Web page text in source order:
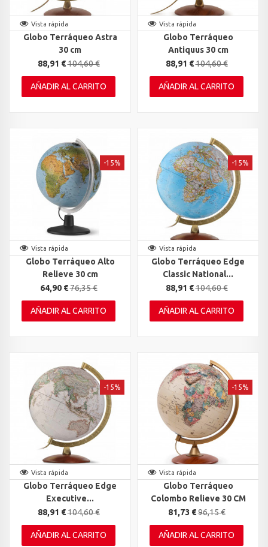
Vista rápida
Globo Terráqueo Astra
30 cm
88,91 €104,60 €
AÑADIR AL CARRITO
Vista rápida
Globo Terráqueo
Antiquus 30 cm
88,91 €104,60 €
AÑADIR AL CARRITO
Vista rápida
Globo Terráqueo Alto
Relieve 30 cm
64,90 €76,35 €
-15%
AÑADIR AL CARRITO
Vista rápida
Globo Terráqueo Edge
Classic National...
88,91 €104,60 €
-15%
AÑADIR AL CARRITO
Vista rápida
Globo Terráqueo Edge
Executive...
88,91 €104,60 €
-15%
AÑADIR AL CARRITO
Vista rápida
Globo Terráqueo
Colombo Relieve 30 CM
81,73 €96,15 €
-15%
AÑADIR AL CARRITO